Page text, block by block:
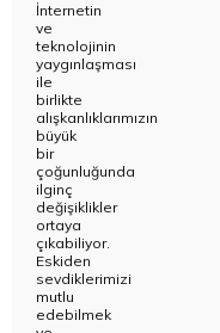
İnternetin
ve
teknolojinin
yaygınlaşması
ile
birlikte
alışkanlıklarımızın
büyük
bir
çoğunluğunda
ilginç
değişiklikler
ortaya
çıkabiliyor.
Eskiden
sevdiklerimizi
mutlu
edebilmek